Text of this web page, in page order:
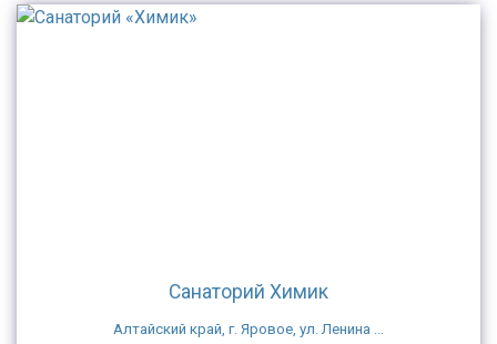
Санаторий Химик
Алтайский край, г. Яровое, ул. Ленина ...